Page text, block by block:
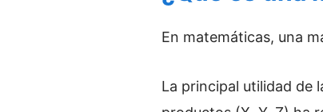
En matemáticas, una
La principal utilidad de